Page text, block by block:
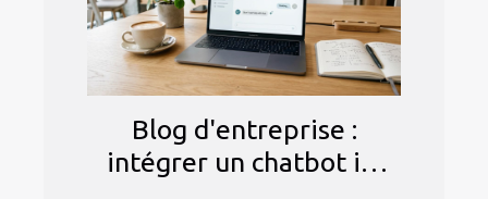
Blog d'entreprise :
intégrer un chatbot ia,